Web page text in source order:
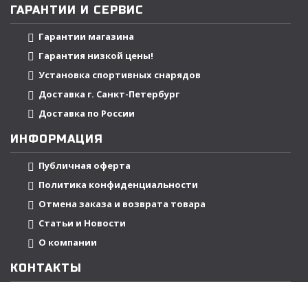
ГАРАНТИИ И СЕРВИС
Гарантии магазина
Гарантия низкой цены!
Установка спортивных снарядов
Доставка г. Санкт-Петербург
Доставка по России
ИНФОРМАЦИЯ
Публичная оферта
Политика конфиденциальности
Отмена заказа и возврата товара
Статьи и Новости
О компании
КОНТАКТЫ